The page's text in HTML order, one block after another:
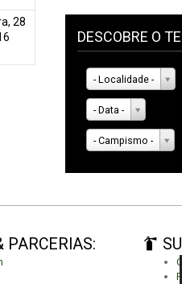
28
DESCOBRE O
- Localidade -
- Data -
- Campismo -
PARCERIAS: